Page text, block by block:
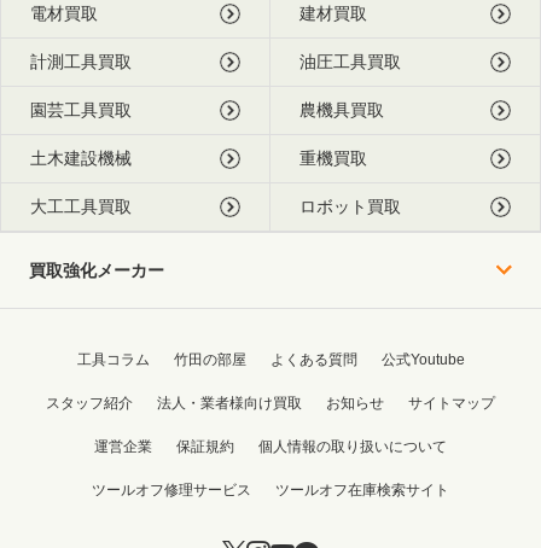
電材買取 建材買取
計測工具買取 油圧工具買取
園芸工具買取 農機具買取
土木建設機械 重機買取
大工工具買取 ロボット買取
買取強化メーカー
工具コラム 竹田の部屋 よくある質問 公式Youtube
スタッフ紹介 法人・業者様向け買取 お知らせ サイトマップ
運営企業 保証規約 個人情報の取り扱いについて
ツールオフ修理サービス ツールオフ在庫検索サイト